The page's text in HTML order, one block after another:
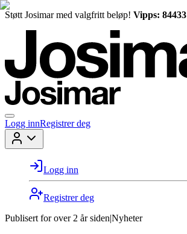
Støtt Josimar med valgfritt beløp! Vipps: 84433
Logg innRegistrer deg
Logg inn
Registrer deg
Publisert for over 2 år siden|Nyheter